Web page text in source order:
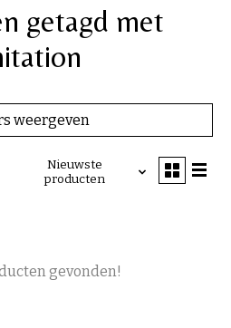
getagd met
weergeven
Nieuwste
producten
gevonden!